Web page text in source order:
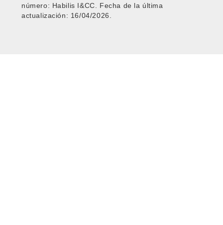
número: Habilis I&CC. Fecha de la última
actualización: 16/04/2026.